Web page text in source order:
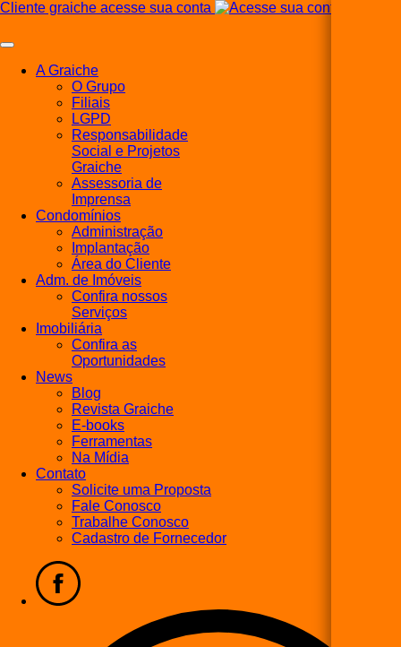
Cliente graiche acesse sua conta
A Graiche
O Grupo
Filiais
LGPD
Responsabilidade
Social e Projetos
Graiche
Assessoria de
Imprensa
Condomínios
Administração
Implantação
Área do Cliente
Adm. de Imóveis
Confira nossos
Serviços
Imobiliária
Confira as
Oportunidades
News
Blog
Revista Graiche
E-books
Ferramentas
Na Mídia
Contato
Solicite uma Proposta
Fale Conosco
Trabalhe Conosco
Cadastro de Fornecedor